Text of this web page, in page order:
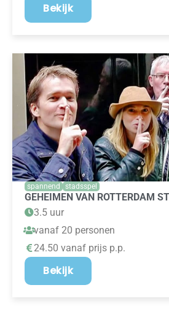
Bekijk
spannend stadsspel
GEHEIMEN VAN ROTTERDAM
3.5 uur
vanaf 20 personen
24.50 vanaf prijs p.p.
Bekijk